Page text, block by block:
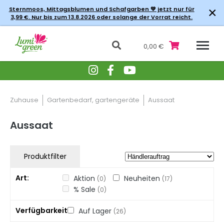
Sternmoos, Mittagsblumen und Schafgarben 💚 jetzt nur für
3,99 €. Nur bis zum 13.8.2026 oder solange der Vorrat reicht.
×
0,00 €
Zuhause Gartenbedarf, gartengeräte Aussaat
Aussaat
Produktfilter
Art Aktion (0) Neuheiten (17)
% Sale (0)
Verfügbarkeit Auf Lager (26)